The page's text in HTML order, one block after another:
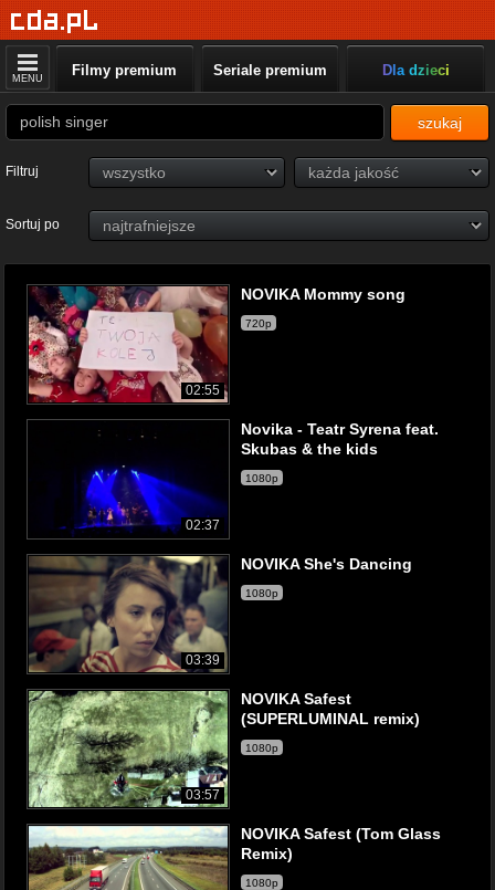
MENU Filmy premium Seriale premium Dla dzieci
szukaj
Filtruj
Sortuj po
02:55
NOVIKA Mommy song
720p
02:37
Novika - Teatr Syrena feat.
Skubas & the kids
1080p
03:39
NOVIKA She's Dancing
1080p
03:57
NOVIKA Safest
(SUPERLUMINAL remix)
1080p
NOVIKA Safest (Tom Glass
Remix)
1080p